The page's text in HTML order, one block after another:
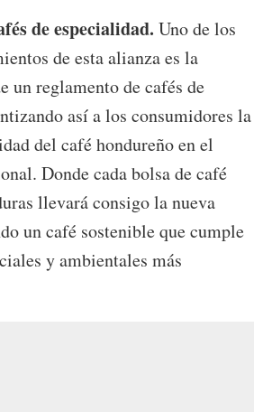
de especialidad. Uno de los
de esta alianza es la
un reglamento de cafés de
así a los consumidores la
del café hondureño en el
Donde cada bolsa de café
llevará consigo la nueva
un café sostenible que cumple
y ambientales más